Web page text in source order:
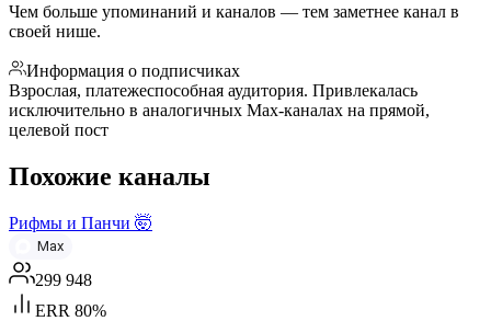
Чем больше упоминаний и каналов — тем заметнее канал в
своей нише.
Информация о подписчиках
Взрослая, платежеспособная аудитория. Привлекалась
исключительно в аналогичных Max-каналах на прямой,
целевой пост
Похожие каналы
Рифмы и Панчи 🤯
Max
299 948
ERR 80%